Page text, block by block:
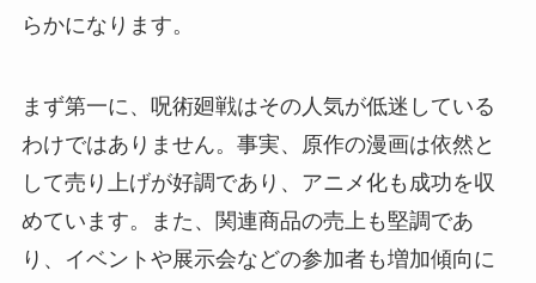
らかになります。
まず第一に、呪術廻戦はその人気が低迷している
わけではありません。事実、原作の漫画は依然と
して売り上げが好調であり、アニメ化も成功を収
めています。また、関連商品の売上も堅調であ
り、イベントや展示会などの参加者も増加傾向に